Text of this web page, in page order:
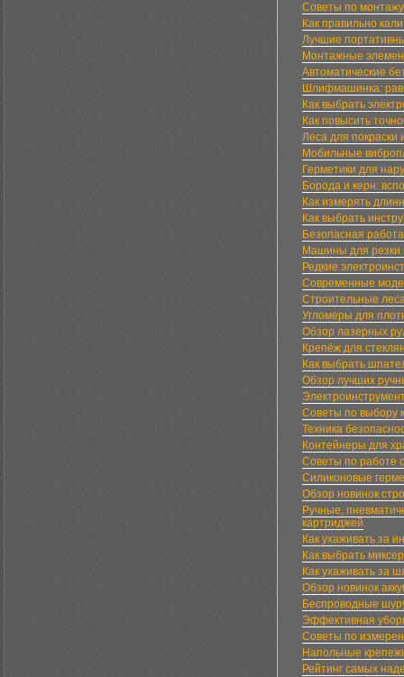
Советы по
Как правильно
Лучшие
Монтажные
Автоматические
Шлифмашинка:
Как выбрать
Как повысить
Леса для покраски
Мобильные
Герметики для
Борода и керн:
Как измерять
Как выбрать
Безопасная
Машины для резки
Редкие
Современные
Строительные
Угломеры для
Обзор лазерных
Крепёж для
Как выбрать
Обзор лучших
Советы по выбору
Техника
Контейнеры для
Советы по работе
Силиконовые
Обзор новинок
Ручные,
картриджей
Как ухаживать за
Как выбрать
Как ухаживать за
Обзор новинок
Беспроводные
Эффективная
Советы по
Напольные
Рейтинг самых